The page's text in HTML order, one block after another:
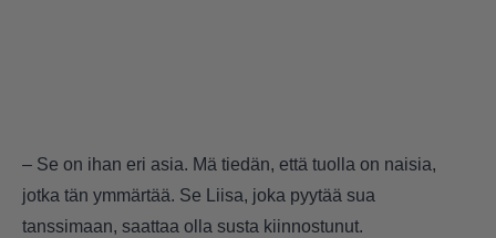
– Se on ihan eri asia. Mä tiedän, että tuolla on naisia,
jotka tän ymmärtää. Se Liisa, joka pyytää sua
tanssimaan, saattaa olla susta kiinnostunut.